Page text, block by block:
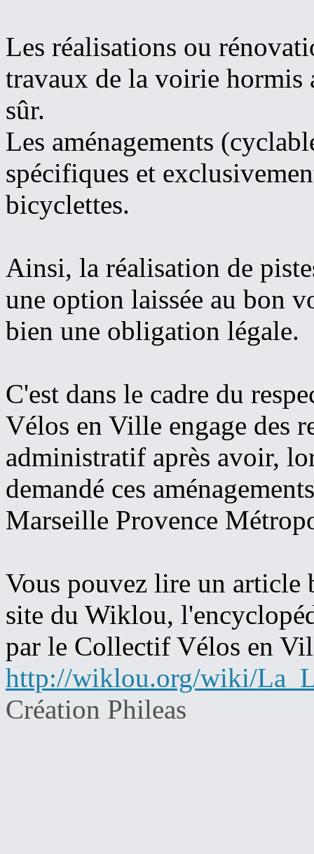
Les réalisations ou
travaux de la voirie hormis
sûr.
Les aménagements
spécifiques et
bicyclettes.
Ainsi, la réalisation de
une option laissée au bon
bien une obligation légale.
C'est dans le cadre du
Vélos en Ville engage des
administratif après avoir,
demandé ces
Marseille Provence
Vous pouvez lire un article
site du Wiklou,
par le Collectif Vélos en
http://wiklou.org/wiki/
Création Phileas